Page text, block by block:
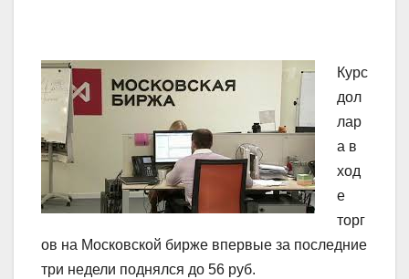
Курс
дол
лар
а в
ход
е
торг
ов на Московской бирже впервые за последние
три недели поднялся до 56 руб.